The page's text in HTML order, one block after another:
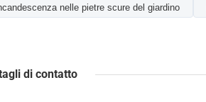
nelle pietre scure del giardino
di contatto